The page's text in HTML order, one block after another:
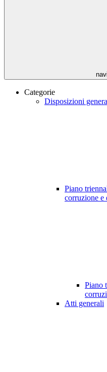
Categorie
Disposizioni
Piano
corruzione e
Piano
Atti generali